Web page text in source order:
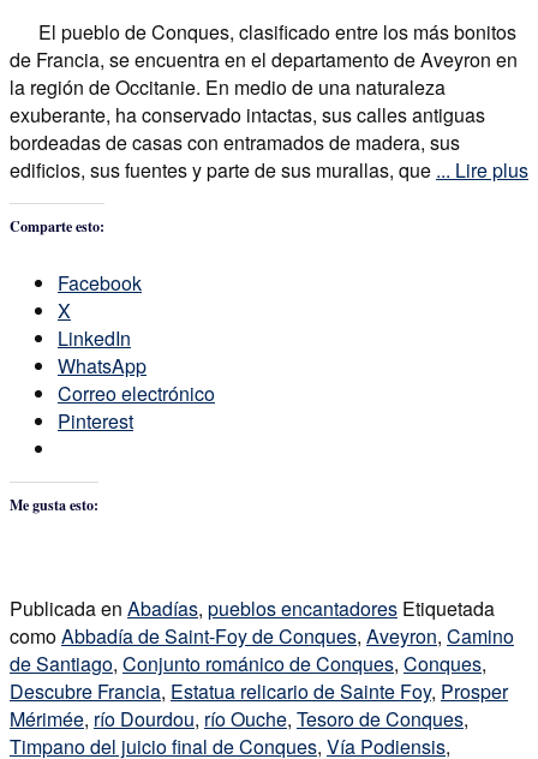
El pueblo de Conques, clasificado entre los más bonitos
de Francia, se encuentra en el departamento de Aveyron en
la región de Occitanie. En medio de una naturaleza
exuberante, ha conservado intactas, sus calles antiguas
bordeadas de casas con entramados de madera, sus
edificios, sus fuentes y parte de sus murallas, que ... Lire plus
Comparte esto:
Facebook
X
LinkedIn
WhatsApp
Correo electrónico
Pinterest
Me gusta esto:
Publicada en Abadías, pueblos encantadores Etiquetada
comoAbbadía de Saint-Foy de Conques, Aveyron, Camino
de Santiago, Conjunto románico de Conques, Conques,
Descubre Francia, Estatua relicario de Sainte Foy, Prosper
Mérimée, río Dourdou, río Ouche, Tesoro de Conques,
Timpano del juicio final de Conques, Vía Podiensis,